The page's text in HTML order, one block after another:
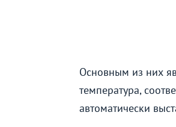
Основным из них
температура,
автоматически